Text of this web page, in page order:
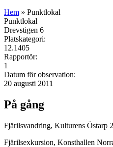
Hem » Punktlokal
Punktlokal
Drevstigen 6
Platskategori:
12.1405
Rapportör:
1
Datum för observation:
20 augusti 2011
På gång
Fjärilsvandring, Kulturens Östarp
Fjärilsexkursion, Konsthallen